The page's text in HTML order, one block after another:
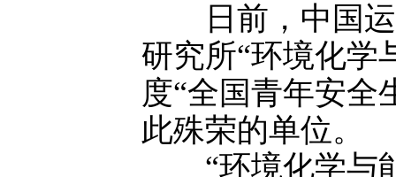
日前，中国运
研究所“环境化学
度“全国青年安全
此殊荣的单位。
“环境化学与能